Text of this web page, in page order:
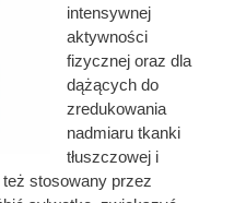
intensywnej
aktywności
fizycznej oraz dla
dążących do
zredukowania
nadmiaru tkanki
tłuszczowej i
też stosowany przez